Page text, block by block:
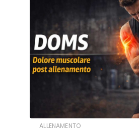
ALLENAMENTO